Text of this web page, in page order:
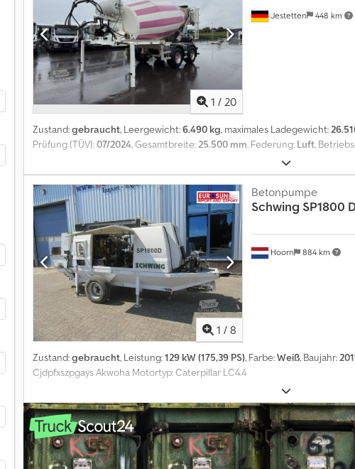
1 / 20
Jestetten 448 km
Zustand:gebraucht, Leergewicht:6.490 kg, maximales Ladegewicht:
Prüfung (TÜV):07/2024, Gesamtbreite:25.500 mm, Federung: Luft,
1 / 8
Hoorn 884 km
Betonpumpe
Schwing SP1800
Zustand:gebraucht, Leistung:129 kW (175,39 PS), Farbe:Weiß, Baujahr:
Cjdpfxszpgays Akwoha Motortyp: Caterpillar LC4.4
F
a
h
z
e
r
a
u
f
e
n
?